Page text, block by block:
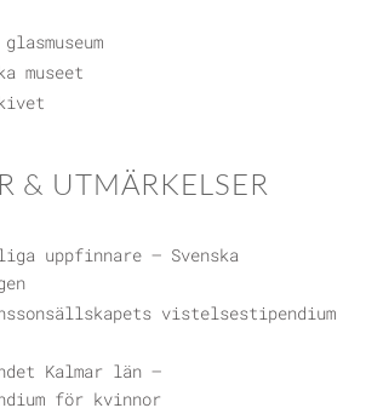
museet
& UTMÄRKELSER
uppfinnare – Svenska
vistelsestipendium
Kalmar län –
för kvinnor